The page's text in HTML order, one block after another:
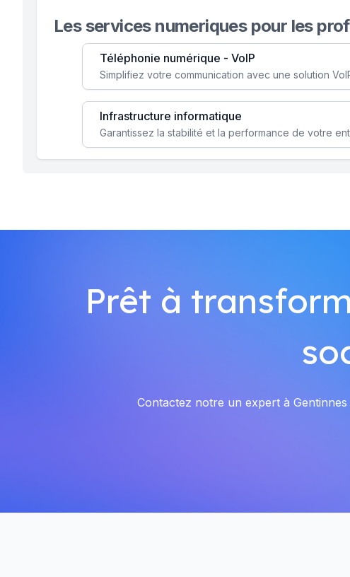
Les services numeriques pour les
Téléphonie numérique - VoIP
Infrastructure informatique
Prêt à
Contactez notre un expert à